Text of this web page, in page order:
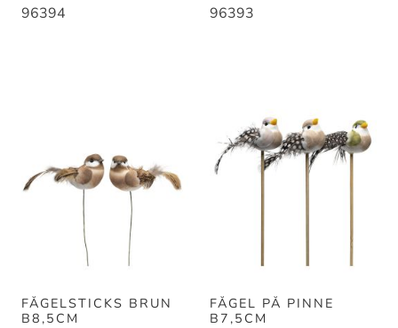
96394 96393
FÅGELSTICKS BRUN
B8,5CM
FÅGEL PÅ PINNE
B7,5CM